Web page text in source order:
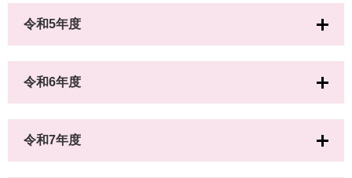
令和5年度
令和6年度
令和7年度